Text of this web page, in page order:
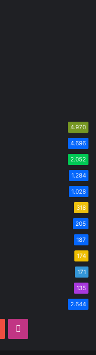
4.970
4.696
2.052
1.284
1.028
318
205
187
174
171
135
2.644
YouTube